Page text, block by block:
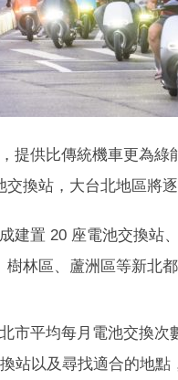
提供比傳統機車更為
換站，大台北地區將逐
建置 20 座電池交換站
林區、蘆洲區等新北都
市平均每月電池交換
站以及尋找適合的地